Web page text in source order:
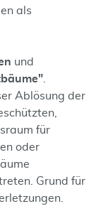
als
und
Ablösung der
für
oder
Grund für